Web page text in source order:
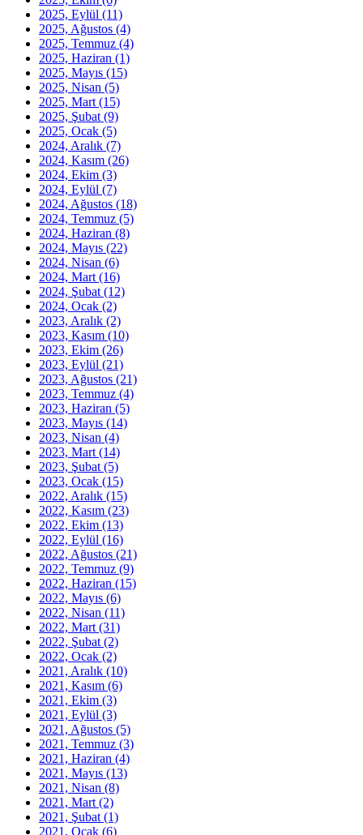
2025, Eylül (11)
2025, Ağustos (4)
2025, Temmuz (4)
2025, Haziran (1)
2025, Mayıs (15)
2025, Nisan (5)
2025, Mart (15)
2025, Şubat (9)
2025, Ocak (5)
2024, Aralık (7)
2024, Kasım (26)
2024, Ekim (3)
2024, Eylül (7)
2024, Ağustos (18)
2024, Temmuz (5)
2024, Haziran (8)
2024, Mayıs (22)
2024, Nisan (6)
2024, Mart (16)
2024, Şubat (12)
2024, Ocak (2)
2023, Aralık (2)
2023, Kasım (10)
2023, Ekim (26)
2023, Eylül (21)
2023, Ağustos (21)
2023, Temmuz (4)
2023, Haziran (5)
2023, Mayıs (14)
2023, Nisan (4)
2023, Mart (14)
2023, Şubat (5)
2023, Ocak (15)
2022, Aralık (15)
2022, Kasım (23)
2022, Ekim (13)
2022, Eylül (16)
2022, Ağustos (21)
2022, Temmuz (9)
2022, Haziran (15)
2022, Mayıs (6)
2022, Nisan (11)
2022, Mart (31)
2022, Şubat (2)
2022, Ocak (2)
2021, Aralık (10)
2021, Kasım (6)
2021, Ekim (3)
2021, Eylül (3)
2021, Ağustos (5)
2021, Temmuz (3)
2021, Haziran (4)
2021, Mayıs (13)
2021, Nisan (8)
2021, Mart (2)
2021, Şubat (1)
2021, Ocak (6)